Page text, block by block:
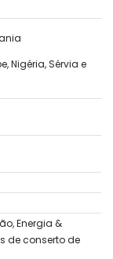
Nigéria, Sérvia e
Energia &
de conserto de